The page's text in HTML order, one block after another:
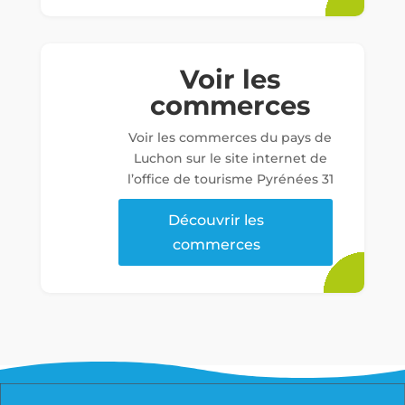
Voir les
commerces
Voir les commerces du pays de
Luchon sur le site internet de
l’office de tourisme Pyrénées 31
Découvrir les
commerces